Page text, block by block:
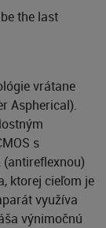
vrátane
Aspherical).
s
(antireflexnou)
ktorej cieľom je
využíva
výnimočnú